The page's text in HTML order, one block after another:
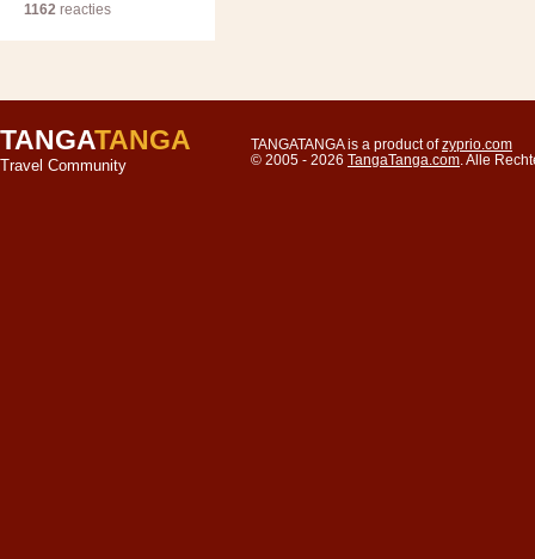
1162 reacties
TANGATANGA
Travel Community
TANGATANGA is a product ofzyprio.com
© 2005 - 2026 TangaTanga.com . Alle